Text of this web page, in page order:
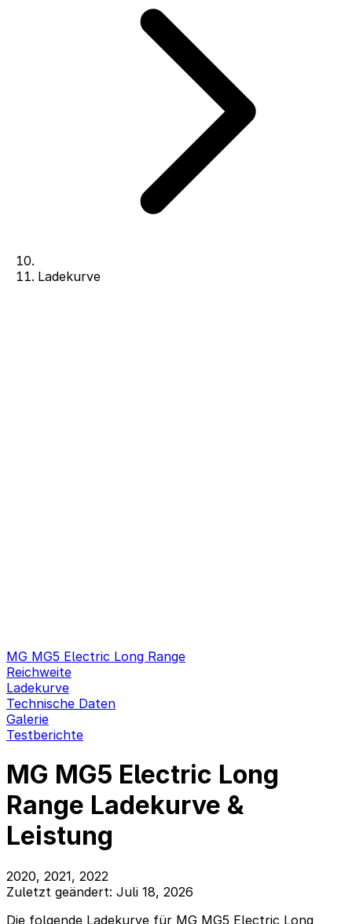
Ladekurve
MG MG5 Electric Long Range
Reichweite
Ladekurve
Technische Daten
Galerie
Testberichte
MG MG5 Electric Long
Range Ladekurve &
Leistung
2020, 2021, 2022
Zuletzt geändert: Juli 18, 2026
Die folgende Ladekurve für MG MG5 Electric Long